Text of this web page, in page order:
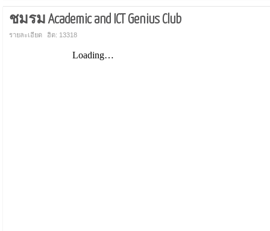
ชมรม Academic and ICT Genius Club
รายละเอียด ฮิต: 13318